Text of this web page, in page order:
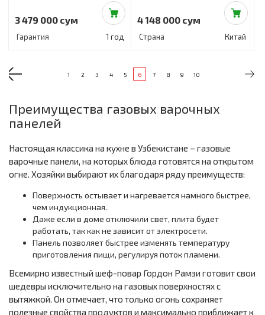
3 479 000 сум
Гарантия 1 год
4 148 000 сум
Страна Китай
1 2 3 4 5 6 7 8 9 10
Преимущества газовых варочных
панелей
Настоящая классика на кухне в Узбекистане – газовые
варочные панели, на которых блюда готовятся на открытом
огне. Хозяйки выбирают их благодаря ряду преимуществ:
Поверхность остывает и нагревается намного быстрее,
чем индукционная.
Даже если в доме отключили свет, плита будет
работать, так как не зависит от электросети.
Панель позволяет быстрее изменять температуру
приготовления пищи, регулируя поток пламени.
Всемирно известный шеф-повар Гордон Рамзи готовит свои
шедевры исключительно на газовых поверхностях с
вытяжкой. Он отмечает, что только огонь сохраняет
полезные свойства продуктов и максимально приближает к